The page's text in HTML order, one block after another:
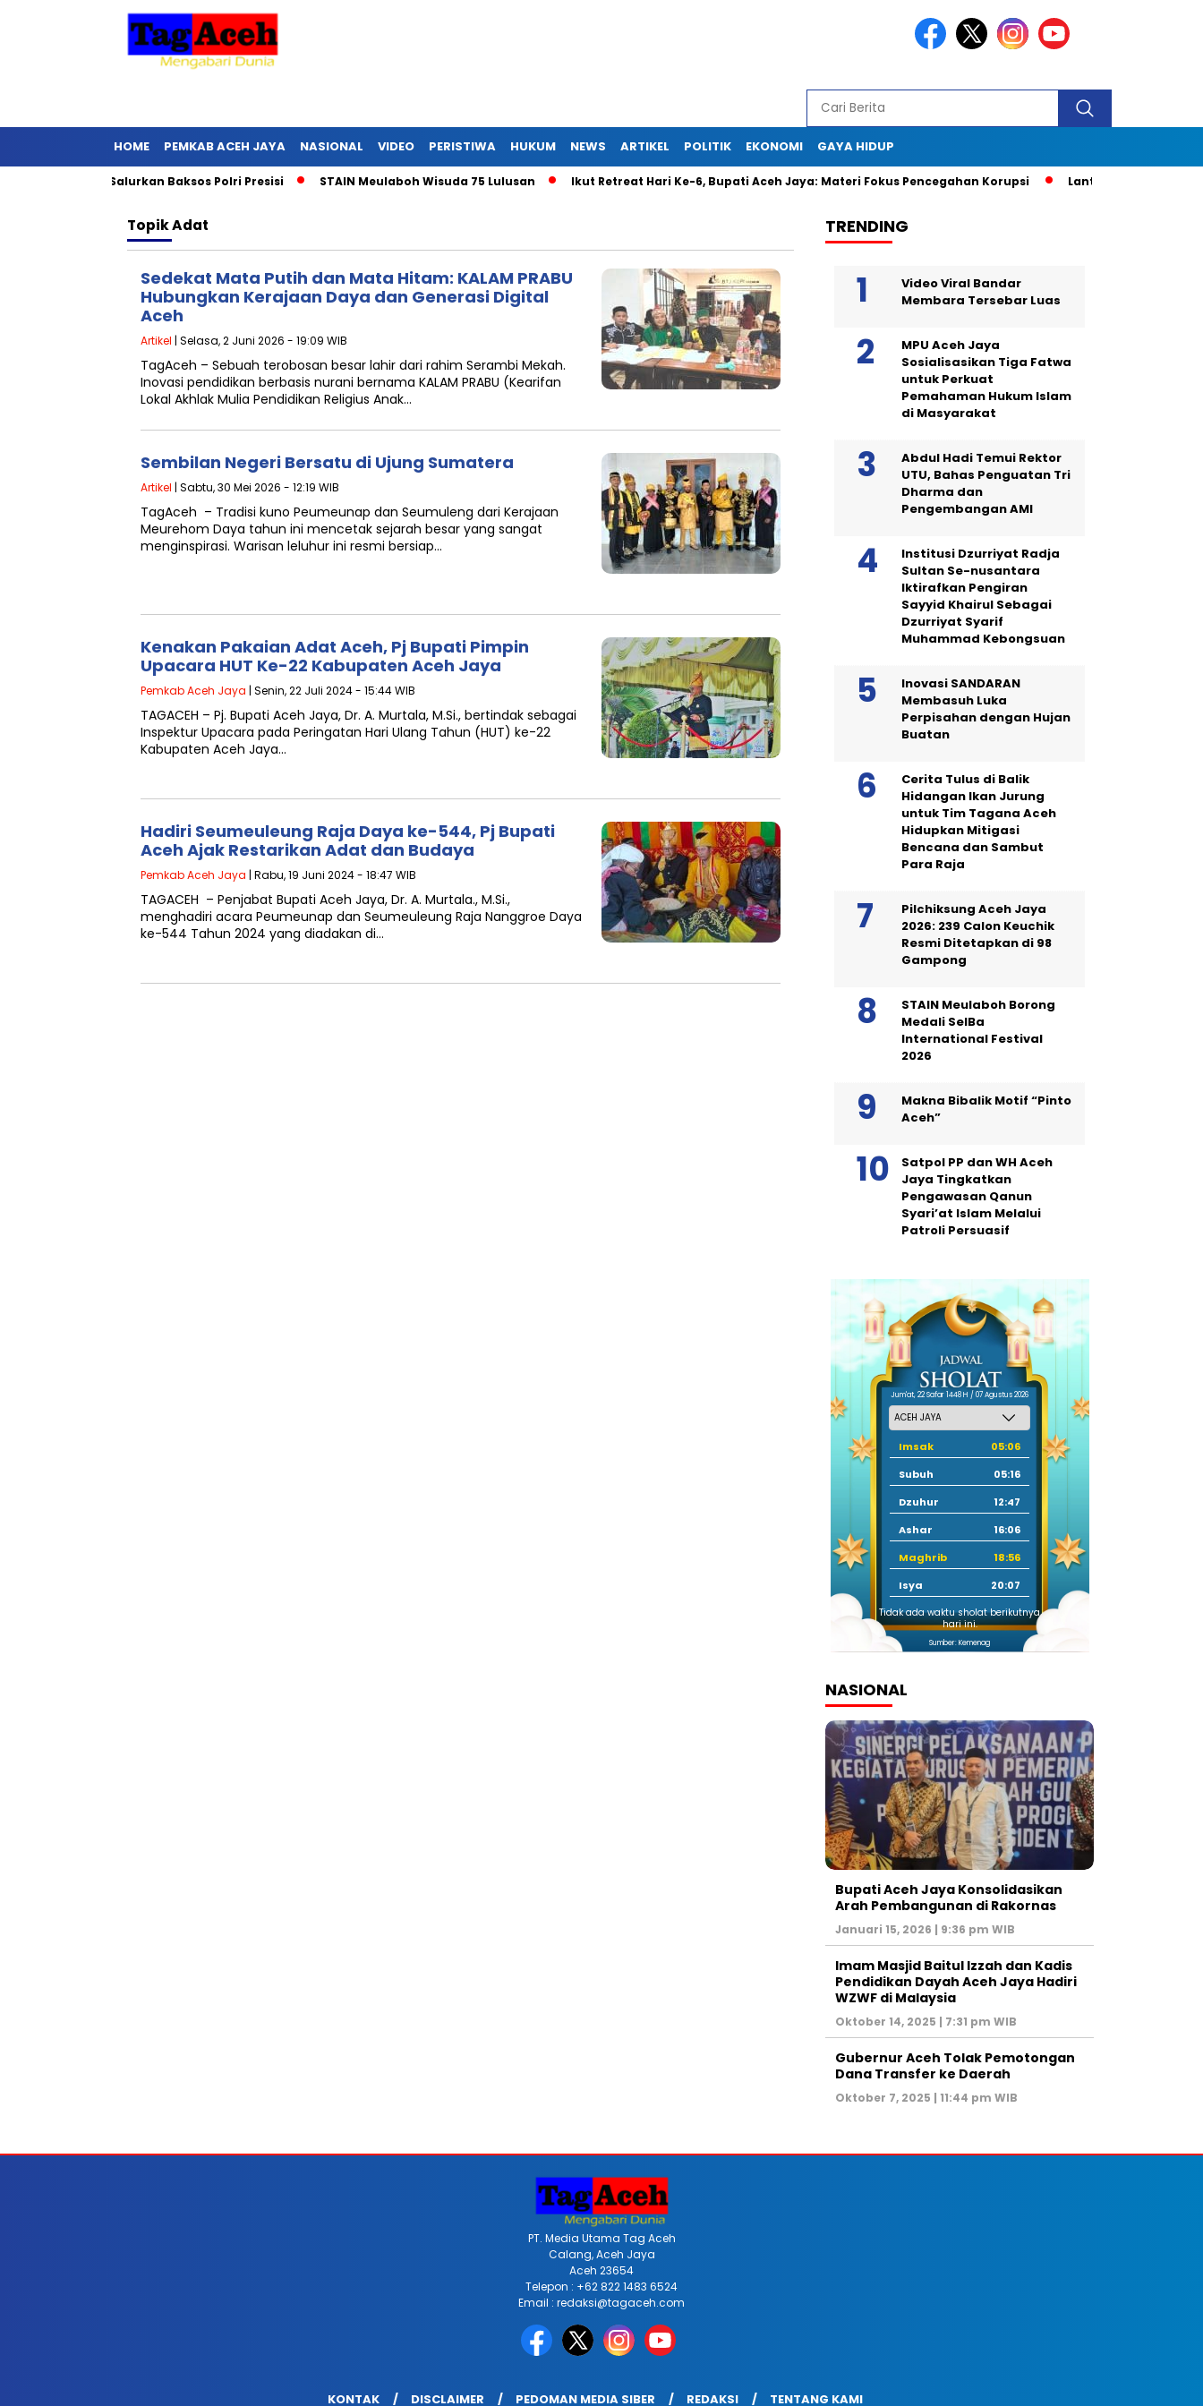
HOME PEMKAB ACEH JAYA NASIONAL VIDEO PERISTIWA HUKUM NEWS ARTIKEL POLITIK EKONOMI GAYA HIDUP
Aceh Jaya Salurkan Baksos Polri Presisi STAIN Meulaboh Wisuda 75 Lulusan Ikut Retreat Hari Ke-6, Bupati Aceh Jaya: Materi Fokus Pencegahan Korupsi Lantik BKPRMI Aceh
TopikAdat
Sedekat Mata Putih dan Mata Hitam: KALAM PRABU
Hubungkan Kerajaan Daya dan Generasi Digital
Aceh
Artikel | Selasa, 2 Juni 2026 - 19:09 WIB
TagAceh – Sebuah terobosan besar lahir dari rahim Serambi Mekah.
Inovasi pendidikan berbasis nurani bernama KALAM PRABU (Kearifan
Lokal Akhlak Mulia Pendidikan Religius Anak…
Sembilan Negeri Bersatu di Ujung Sumatera
Artikel | Sabtu, 30 Mei 2026 - 12:19 WIB
TagAceh – Tradisi kuno Peumeunap dan Seumuleng dari Kerajaan
Meurehom Daya tahun ini mencetak sejarah besar yang sangat
menginspirasi. Warisan leluhur ini resmi bersiap…
Kenakan Pakaian Adat Aceh, Pj Bupati Pimpin
Upacara HUT Ke-22 Kabupaten Aceh Jaya
Pemkab Aceh Jaya | Senin, 22 Juli 2024 - 15:44 WIB
TAGACEH – Pj. Bupati Aceh Jaya, Dr. A. Murtala, M.Si., bertindak sebagai
Inspektur Upacara pada Peringatan Hari Ulang Tahun (HUT) ke-22
Kabupaten Aceh Jaya…
Hadiri Seumeuleung Raja Daya ke-544, Pj Bupati
Aceh Ajak Restarikan Adat dan Budaya
Pemkab Aceh Jaya | Rabu, 19 Juni 2024 - 18:47 WIB
TAGACEH – Penjabat Bupati Aceh Jaya, Dr. A. Murtala., M.Si.,
menghadiri acara Peumeunap dan Seumeuleung Raja Nanggroe Daya
ke-544 Tahun 2024 yang diadakan di…
TRENDING
Video Viral Bandar
Membara Tersebar Luas
MPU Aceh Jaya
Sosialisasikan Tiga Fatwa
untuk Perkuat
Pemahaman Hukum Islam
di Masyarakat
Abdul Hadi Temui Rektor
UTU, Bahas Penguatan Tri
Dharma dan
Pengembangan AMI
Institusi Dzurriyat Radja
Sultan Se-nusantara
Iktirafkan Pengiran
Sayyid Khairul Sebagai
Dzurriyat Syarif
Muhammad Kebongsuan
Inovasi SANDARAN
Membasuh Luka
Perpisahan dengan Hujan
Buatan
Cerita Tulus di Balik
Hidangan Ikan Jurung
untuk Tim Tagana Aceh
Hidupkan Mitigasi
Bencana dan Sambut
Para Raja
Pilchiksung Aceh Jaya
2026: 239 Calon Keuchik
Resmi Ditetapkan di 98
Gampong
STAIN Meulaboh Borong
Medali SeIBa
International Festival
2026
Makna Bibalik Motif “Pinto
Aceh”
Satpol PP dan WH Aceh
Jaya Tingkatkan
Pengawasan Qanun
Syari’at Islam Melalui
Patroli Persuasif
Jum'at, 22 Safar 1448 H / 07 Agustus 2026
Imsak
05:06
Subuh
05:16
Dzuhur
12:47
Ashar
16:06
Maghrib
18:56
Isya
20:07
Tidak ada waktu sholat berikutnya
hari ini.
Sumber: Kemenag
NASIONAL
Bupati Aceh Jaya Konsolidasikan
Arah Pembangunan di Rakornas
Januari 15, 2026 | 9:36 pm WIB
Imam Masjid Baitul Izzah dan Kadis
Pendidikan Dayah Aceh Jaya Hadiri
WZWF di Malaysia
Oktober 14, 2025 | 7:31 pm WIB
Gubernur Aceh Tolak Pemotongan
Dana Transfer ke Daerah
Oktober 7, 2025 | 11:44 pm WIB
PT. Media Utama Tag Aceh
Calang, Aceh Jaya
Aceh 23654
Telepon : +62 822 1483 6524
Email : redaksi@tagaceh.com
KONTAK DISCLAIMER PEDOMAN MEDIA SIBER REDAKSI TENTANG KAMI